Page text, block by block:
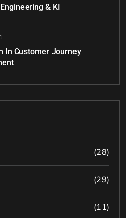
& KI
In Customer Journey
(28)
(29)
(11)